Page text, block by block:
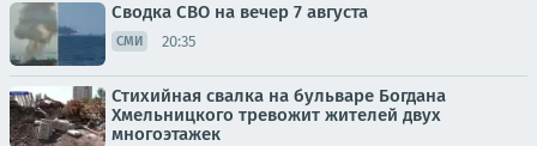
Сводка СВО на вечер 7 августа
СМИ 20:35
Стихийная свалка на бульваре Богдана
Хмельницкого тревожит жителей двух
многоэтажек